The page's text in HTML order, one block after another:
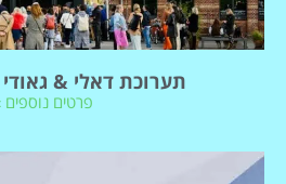
תערוכת דאלי &
פרטים נוספים